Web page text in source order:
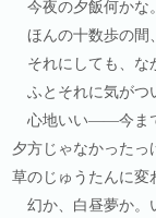
今夜の夕飯何かな
ほんの十数歩の間
それにしても、な
ふとそれに気がつ
心地いい――今まで
夕方じゃなかった
草のじゅうたんに変
幻か、白昼夢か。